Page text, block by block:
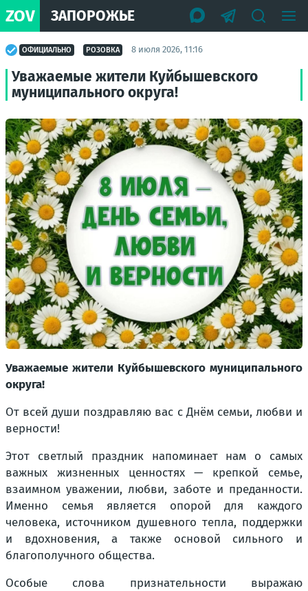
ZOV ЗАПОРОЖЬЕ
ОФИЦИАЛЬНО РОЗОВКА 8 июля 2026, 11:16
Уважаемые жители Куйбышевского
муниципального округа!
Уважаемые жители Куйбышевского муниципального
округа!
От всей души поздравляю вас с Днём семьи, любви и
верности!
Этот светлый праздник напоминает нам о самых
важных жизненных ценностях — крепкой семье,
взаимном уважении, любви, заботе и преданности.
Именно семья является опорой для каждого
человека, источником душевного тепла, поддержки
и вдохновения, а также основой сильного и
благополучного общества.
Особые слова признательности выражаю